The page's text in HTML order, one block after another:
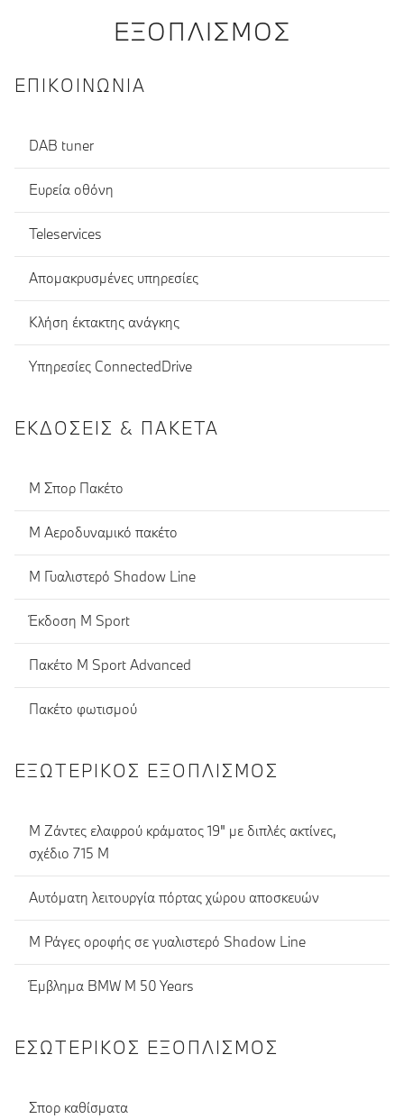
ΕΞΟΠΛΙΣΜΌΣ
ΕΠΙΚΟΙΝΩΝΊΑ
DAB tuner
Ευρεία οθόνη
Teleservices
Απομακρυσμένες υπηρεσίες
Κλήση έκτακτης ανάγκης
Υπηρεσίες ConnectedDrive
ΕΚΔΌΣΕΙΣ & ΠΑΚΈΤΑ
M Σπορ Πακέτο
M Αεροδυναμικό πακέτο
M Γυαλιστερό Shadow Line
Έκδοση M Sport
Πακέτο M Sport Advanced
Πακέτο φωτισμού
ΕΞΩΤΕΡΙΚΌΣ ΕΞΟΠΛΙΣΜΌΣ
M Ζάντες ελαφρού κράματος 19" με διπλές ακτίνες,
σχέδιο 715 Μ
Αυτόματη λειτουργία πόρτας χώρου αποσκευών
M Ράγες οροφής σε γυαλιστερό Shadow Line
Έμβλημα BMW M 50 Years
ΕΣΩΤΕΡΙΚΌΣ ΕΞΟΠΛΙΣΜΌΣ
Σπορ καθίσματα